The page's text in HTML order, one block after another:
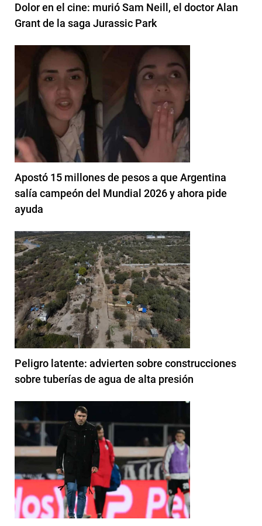
Dolor en el cine: murió Sam Neill, el doctor Alan
Grant de la saga Jurassic Park
Apostó 15 millones de pesos a que Argentina
salía campeón del Mundial 2026 y ahora pide
ayuda
Peligro latente: advierten sobre construcciones
sobre tuberías de agua de alta presión